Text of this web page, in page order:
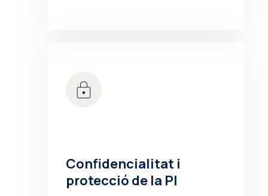
Confidencialitat i
protecció de la PI